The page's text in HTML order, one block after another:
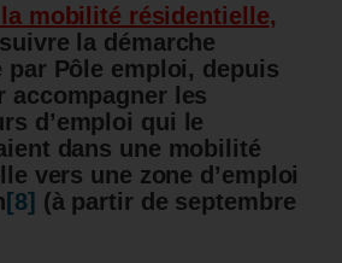
mobilité résidentielle,
la démarche
par Pôle emploi, depuis
accompagner les
d’emploi qui le
dans une mobilité
vers une zone d’emploi
[8] (à partir de septembre